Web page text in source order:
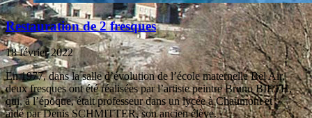
Restauration de 2 fresques
18 février 2022
En 1977, dans la salle d’évolution de l’école maternelle Bel Air,
deux fresques ont été réalisées par l’artiste peintre Bruno BIETH,
qui, à l’époque, était professeur dans un lycée à Chaumont et
aidé par Denis SCHMITTER, son ancien élève.